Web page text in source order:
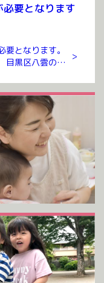
要となります
となります。
のお
す。 ご契約には
>